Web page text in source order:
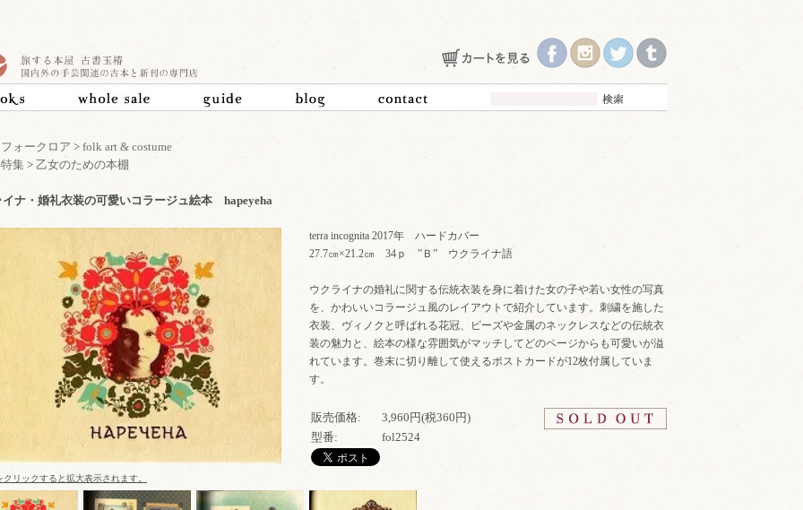
フォークロア > folk art & costume
特集 > 乙女のための本棚
イナ・婚礼衣装の可愛いコラージュ絵本 hapeyeha
terra incognita 2017年 ハードカバー
27.7㎝×21.2㎝ 34ｐ ”Ｂ” ウクライナ語
ウクライナの婚礼に関する伝統衣装を身に着けた女の子や若い女性の写真
を、かわいいコラージュ風のレイアウトで紹介しています。刺繍を施した
衣装、ヴィノクと呼ばれる花冠、ビーズや金属のネックレスなどの伝統衣
装の魅力と、絵本の様な雰囲気がマッチしてどのページからも可愛いが溢
れています。巻末に切り離して使えるポストカードが12枚付属していま
す。
販売価格:
3,960円(税360円)
型番:
fol2524
リックすると拡大表示されます。